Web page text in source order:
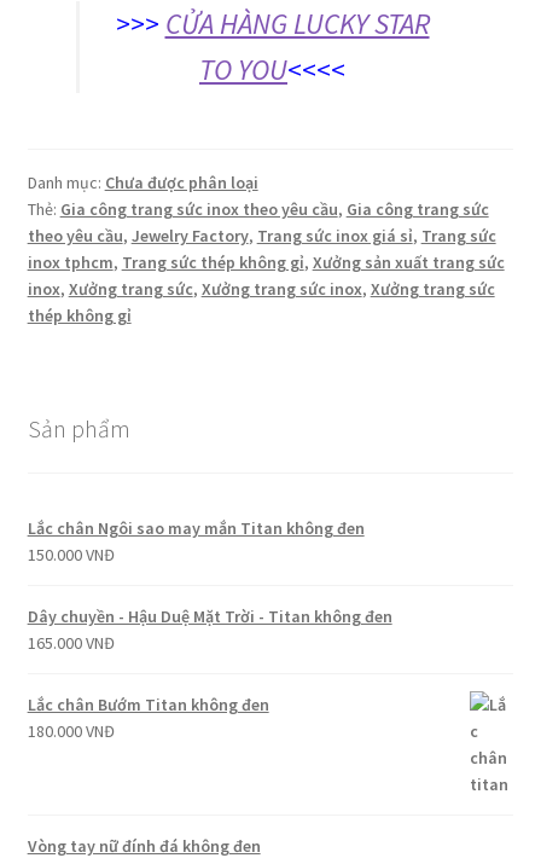
>>> CỬA HÀNG LUCKY STAR
TO YOU<<<<
Danh mục: Chưa được phân loại
Thẻ: Gia công trang sức inox theo yêu cầu, Gia công trang sức
theo yêu cầu, Jewelry Factory, Trang sức inox giá sỉ, Trang sức
inox tphcm, Trang sức thép không gỉ, Xưởng sản xuất trang sức
inox, Xưởng trang sức, Xưởng trang sức inox, Xưởng trang sức
thép không gỉ
Sản phẩm
Lắc chân Ngôi sao may mắn Titan không đen
150.000VNĐ
Dây chuyền - Hậu Duệ Mặt Trời - Titan không đen
165.000VNĐ
Lắc chân Bướm Titan không đen
180.000VNĐ
Vòng tay nữ đính đá không đen